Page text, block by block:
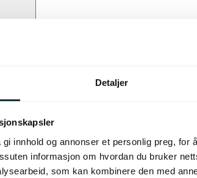
Detaljer
innhold og annonser et personlig preg, for
informasjon om hvordan du bruker
som kan kombinere den med